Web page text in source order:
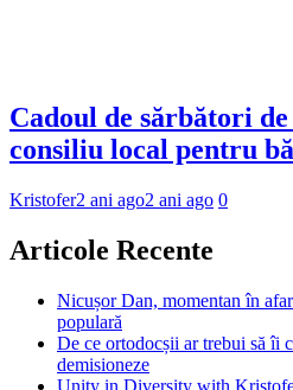
Cadoul de sărbători
consiliu local pentru
Kristofer2 ani ago2 ani ago 0
Articole Recente
Nicușor Dan, momentan în
populară
De ce ortodocșii ar trebui să îi
demisioneze
Unity in Diversity with